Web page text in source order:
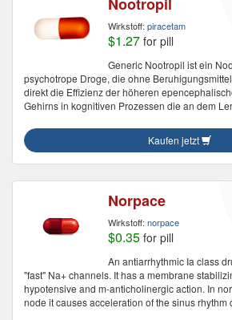
Wirkstoff: piracetam
$1.27 for pill
Generic Nootropil ist ein
psychotrope Droge, die ohne
direkt die Effizienz der höheren
Gehirns in kognitiven Prozessen die an dem
Kaufen jetzt
Norpace
Wirkstoff: norpace
$0.35 for pill
An antiarrhythmic Ia class
"fast" Na+ channels. It has a membrane
hypotensive and m-anticholinergic action. In
node it causes acceleration of the sinus rhythm